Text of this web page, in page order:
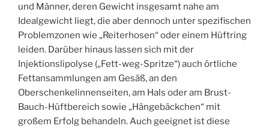
und Männer, deren Gewicht insgesamt nahe am
Idealgewicht liegt, die aber dennoch unter spezifischen
Problemzonen wie „Reiterhosen“ oder einem Hüftring
leiden. Darüber hinaus lassen sich mit der
Injektionslipolyse („Fett-weg-Spritze“) auch örtliche
Fettansammlungen am Gesäß, an den
Oberschenkelinnenseiten, am Hals oder am Brust-
Bauch-Hüftbereich sowie „Hängebäckchen“ mit
großem Erfolg behandeln. Auch geeignet ist diese